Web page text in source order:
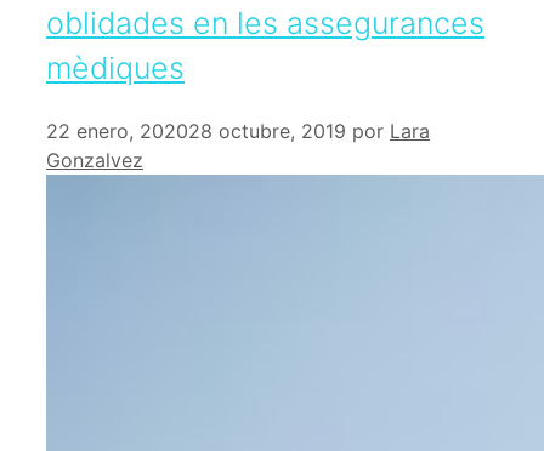
oblidades en les assegurances
mèdiques
22 enero, 202028 octubre, 2019 por Lara
Gonzalvez